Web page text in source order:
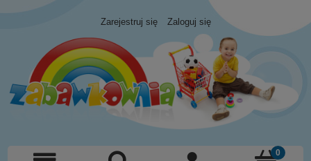
Zarejestruj się Zaloguj się